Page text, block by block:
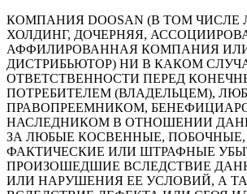
КОМПАНИЯ DOOSAN (В ТОМ ЧИСЛЕ
ХОЛДИНГ, ДОЧЕРНЯЯ,
АФФИЛИРОВАННАЯ КОМПАНИЯ
ДИСТРИБЬЮТОР) НИ В КАКОМ
ОТВЕТСТВЕННОСТИ ПЕРЕД
ПОТРЕБИТЕЛЕМ (ВЛАДЕЛЬЦЕМ),
ПРАВОПРЕЕМНИКОМ,
НАСЛЕДНИКОМ В ОТНОШЕНИИ
ЗА ЛЮБЫЕ КОСВЕННЫЕ,
ФАКТИЧЕСКИЕ ИЛИ ШТРАФНЫЕ
ПРОИЗОШЕДШИЕ ВСЛЕДСТВИЕ
ИЛИ НАРУШЕНИЯ ЕЕ УСЛОВИЙ, А